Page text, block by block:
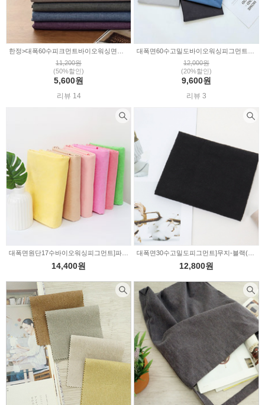
11,200원
(50%할인)
5,600원
리뷰 14
12,000원
(20%할인)
9,600원
리뷰 3
대폭면원단17수바이오워싱피그먼트]파스텔무지-6color(322808)
14,400원
대폭면30수고밀도피그먼트]무지-블랙(101-1)
12,800원